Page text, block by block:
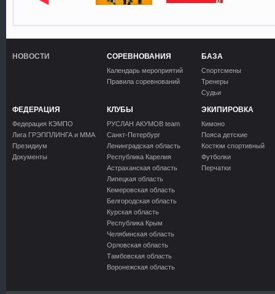
НОВОСТИ СОРЕВНОВАНИЯ
Календарь мероприятий
Правила соревнований
БАЗА
Спортсмены
Тренеры
Судьи
ФЕДЕРАЦИЯ
Федерация КЭМПО
Лига ГРЭППЛИНГА и ММА
Президиум
Документы
КЛУБЫ
РУСЛАН АКУМОВ team
Санкт-Петербург
Ленинградская область
Республика Карелия
Астраханская область
Липецкая область
Кемеровская область
Белгородская область
Курская область
Республика Крым
Челябинская область
Орловская область
Тамбовская область
Воронежская область
ЭКИПИРОВКА
Кимоно
Пояса детские
Костюм спортивный
Футболки
Перчатки